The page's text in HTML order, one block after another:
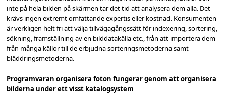
inte på hela bilden på skärmen tar det tid att analysera dem alla. Det
krävs ingen extremt omfattande expertis eller kostnad. Konsumenten
är verkligen helt fri att välja tillvägagångssätt för indexering, sortering,
sökning, framställning av en bilddatakälla etc., från att importera dem
från många källor till de erbjudna sorteringsmetoderna samt
bläddringsmetoderna.
Programvaran organisera foton fungerar genom att organisera
bilderna under ett visst katalogsystem